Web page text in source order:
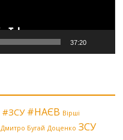
37:20
#ЗСУ #НАЄВ Вірші
Дмитро Бугай Доценко ЗСУ